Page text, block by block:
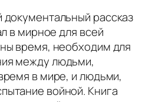
рассказ
в мирное для всей
время, необходим для
между людьми,
в мире, и людьми,
войной. Книга